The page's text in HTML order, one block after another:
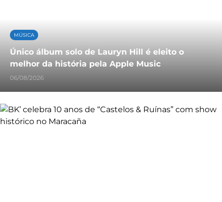
MÚSICA
Único álbum solo de Lauryn Hill é eleito o
melhor da história pela Apple Music
06/08/2026